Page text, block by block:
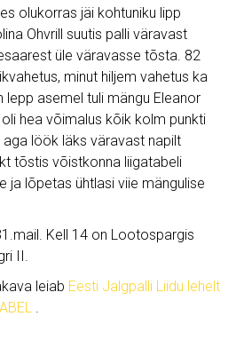
olukorras jäi kohtuniku lipp
Ohvrill suutis palli väravast
üle väravasse tõsta. 82
minut hiljem vahetus ka
lepp asemel tuli mängu Eleanor
hea võimalus kõik kolm punkti
löök läks väravast napilt
tõstis võistkonna liigatabeli
ja lõpetas ühtlasi viie mängulise
Kell 14 on Lootospargis
II.
leiab Eesti Jalgpalli Liidu lehelt
.